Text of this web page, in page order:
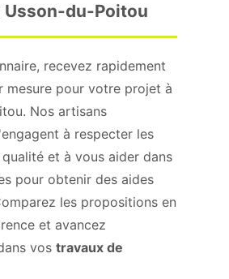
Usson-du-Poitou
recevez rapidement
mesure pour votre projet à
Nos artisans
à respecter les
et à vous aider dans
pour obtenir des aides
les propositions en
et avancez
vos travaux de